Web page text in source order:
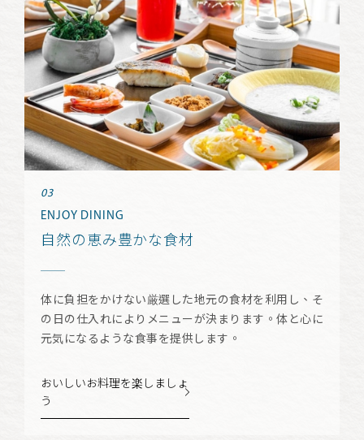
ENJOY DINING
自然の恵み豊かな食材
体に負担をかけない厳選した地元の食材を利用し、そ
の日の仕入れによりメニューが決まります。体と心に
元気になるような食事を提供します。
おいしいお料理を楽しましょ
う